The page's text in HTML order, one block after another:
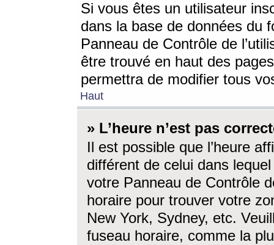
Si vous êtes un utilisateur
dans la base de données du
Panneau de Contrôle de
être trouvé en haut des
permettra de modifier tous
Haut
» L’heure n’est pas
Il est possible que l’heure
différent de celui dans
votre Panneau de Contrôle
horaire pour trouver votre
New York, Sydney, etc.
fuseau horaire, comme la